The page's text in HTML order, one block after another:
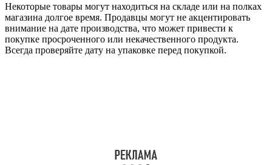
Некоторые товары могут находиться на складе или на полках
магазина долгое время. Продавцы могут не акцентировать
внимание на дате производства, что может привести к
покупке просроченного или некачественного продукта.
Всегда проверяйте дату на упаковке перед покупкой.